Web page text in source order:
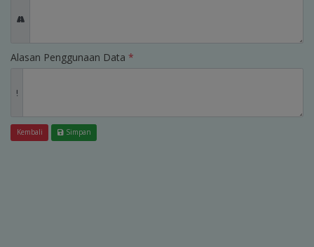
Alasan Penggunaan Data *
Kembali Simpan